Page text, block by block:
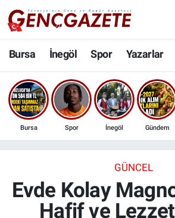
Bursa İnegöl Spor Yazarlar
Bursa Spor İnegöl Gündem
GÜNCEL
Evde Kolay
Hafif ve
Bursa
İnegöl
3.SAYFA
Ekonomi
Nöbetçi Eczaneler
Hava Durumu
Trafik Durumu
Son Dakika Haberleri